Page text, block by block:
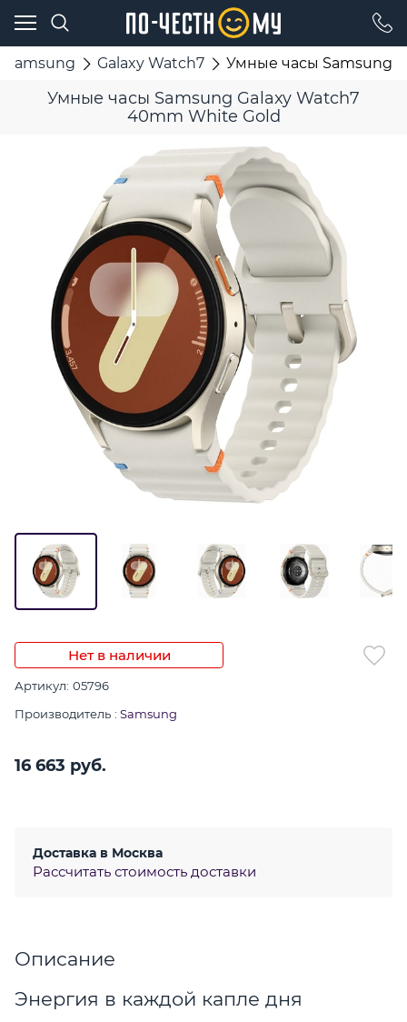
Samsung Galaxy Watch7 Умные часы Samsung
Умные часы Samsung Galaxy Watch7
40mm White Gold
Нет в наличии
Артикул: 05796
Производитель : Samsung
16 663 руб.
Доставка в Москва
Рассчитать стоимость доставки
Описание
Энергия в каждой капле дня